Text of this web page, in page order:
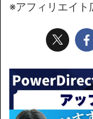
※アフィリエイト